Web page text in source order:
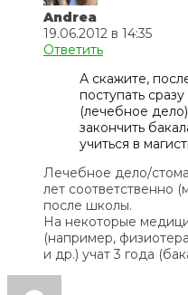
Andrea
19.06.2012 в 14:35
Ответить
А скажите,
поступать
(лечебное
закончить
учиться в
Лечебное дело/
лет соответственно
после школы.
На некоторые
(например,
и др.) учат 3 года